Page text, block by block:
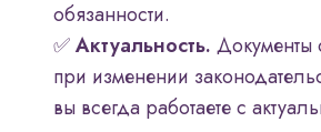
обязанности.
✅Актуальность. Документы
при изменении
вы всегда работаете с